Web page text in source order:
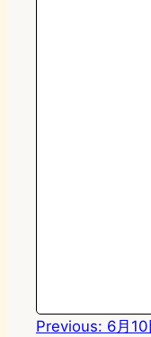
Previous: 6月